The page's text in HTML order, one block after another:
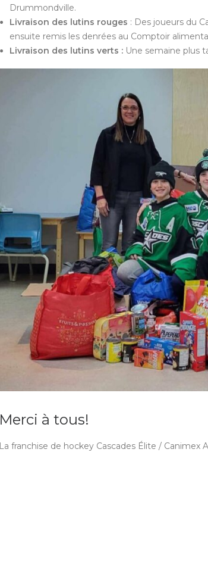
Drummondville.
Livraison des lutins rouges : Des joueurs du
ensuite remis les denrées au Comptoir
Livraison des lutins verts : Une semaine plus
Merci à tous!
La franchise de hockey Cascades Élite /